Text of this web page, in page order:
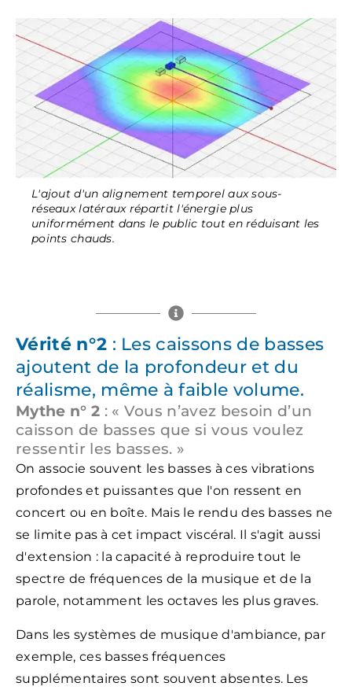
L'ajout d'un alignement temporel aux sous-
réseaux latéraux répartit l'énergie plus
uniformément dans le public tout en réduisant les
points chauds.
Vérité n°2 : Les caissons de basses
ajoutent de la profondeur et du
réalisme, même à faible volume.
Mythe n° 2 : « Vous n’avez besoin d’un
caisson de basses que si vous voulez
ressentir les basses. »
On associe souvent les basses à ces vibrations
profondes et puissantes que l'on ressent en
concert ou en boîte. Mais le rendu des basses ne
se limite pas à cet impact viscéral. Il s'agit aussi
d'extension : la capacité à reproduire tout le
spectre de fréquences de la musique et de la
parole, notamment les octaves les plus graves.
Dans les systèmes de musique d'ambiance, par
exemple, ces basses fréquences
supplémentaires sont souvent absentes. Les